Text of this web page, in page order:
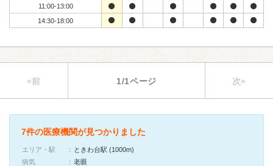
11:00-13:00
14:30-18:00
«前 1/1ページ 次»
7件の医療機関が見つかりました
エリア・駅
ときわ台駅 (1000m)
病気
老眼